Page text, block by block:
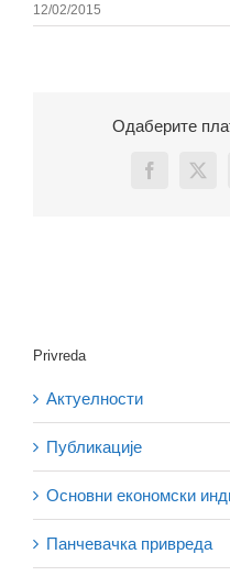
12/02/2015
Одаберите
Facebook
X
Privreda
Актуелности
Публикације
Основни економски
Панчевачка привреда